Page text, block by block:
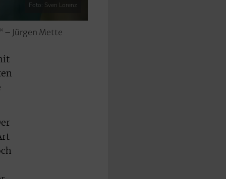
Foto: Sven Lorenz
– Jürgen Mette